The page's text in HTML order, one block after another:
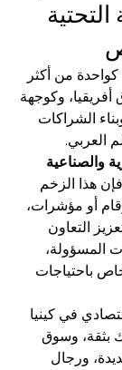
التحتية
كواحدة من أكثر
وكوجهة
الشراكات
العربي.
والصناعية
هذا الزخم
أو مؤشرات،
التعاون
المسؤولة،
باحتياجات
في كينيا
بثقة، وسوق
ورجال